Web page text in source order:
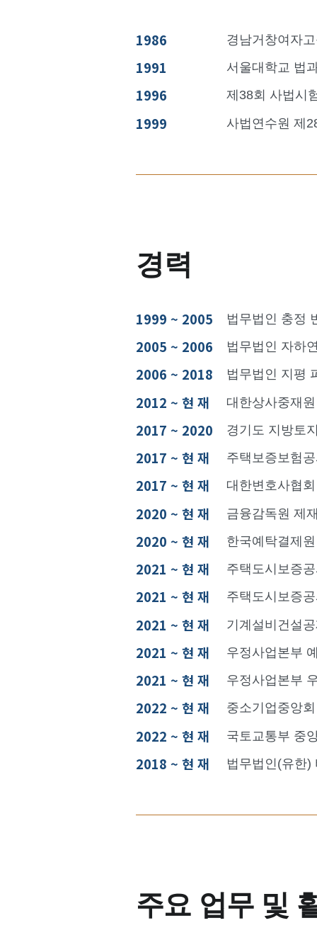
1986 경남거창여자
1991 서울대학교 법
1996 제38회 사법시
1999 사법연수원 제
경력
1999 ~ 2005 법무법인 충정
2005 ~ 2006 법무법인 자하
2006 ~ 2018 법무법인 지평
2012 ~ 현 재 대한상사중재
2017 ~ 2020 경기도 지방토
2017 ~ 현 재 주택보증보험
2017 ~ 현 재 대한변호사협
2020 ~ 현 재 금융감독원 제
2020 ~ 현 재 한국예탁결제
2021 ~ 현 재 주택도시보증
2021 ~ 현 재 주택도시보증
2021 ~ 현 재 기계설비건설
2021 ~ 현 재 우정사업본부
2021 ~ 현 재 우정사업본부
2022 ~ 현 재 중소기업중앙
2022 ~ 현 재 국토교통부 중
2018 ~ 현 재 법무법인(유한)
주요 업무 및